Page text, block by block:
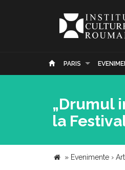
PARIS
„Drumul
la
» Evenimente ›